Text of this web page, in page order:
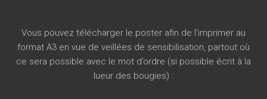
Vous pouvez télécharger le poster afin de l’imprimer au
format A3 en vue de veillées de sensibilisation, partout où
ce sera possible avec le mot d’ordre (si possible écrit à la
lueur des bougies) :